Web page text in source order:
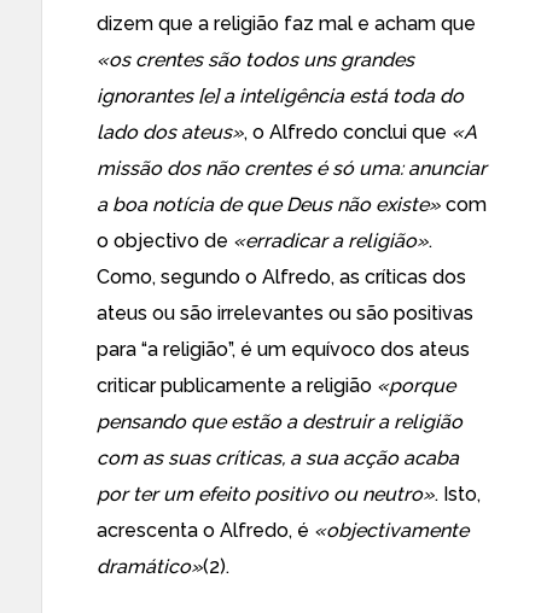
dizem que a religião faz mal e acham que
«os crentes são todos uns grandes
ignorantes [e] a inteligência está toda do
lado dos ateus», o Alfredo conclui que «A
missão dos não crentes é só uma: anunciar
a boa notícia de que Deus não existe» com
o objectivo de «erradicar a religião».
Como, segundo o Alfredo, as críticas dos
ateus ou são irrelevantes ou são positivas
para “a religião”, é um equívoco dos ateus
criticar publicamente a religião «porque
pensando que estão a destruir a religião
com as suas críticas, a sua acção acaba
por ter um efeito positivo ou neutro». Isto,
acrescenta o Alfredo, é «objectivamente
dramático»(2).